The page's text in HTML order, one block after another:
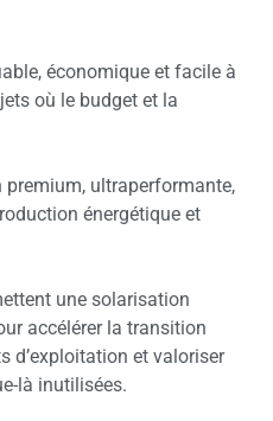
économique et facile à
où le budget et la
premium, ultraperformante,
énergétique et
une solarisation
accélérer la transition
d’exploitation et valoriser
là inutilisées.